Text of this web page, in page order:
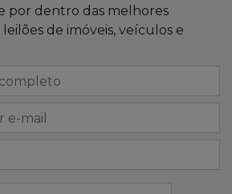
por dentro das melhores
de imóveis, veículos e